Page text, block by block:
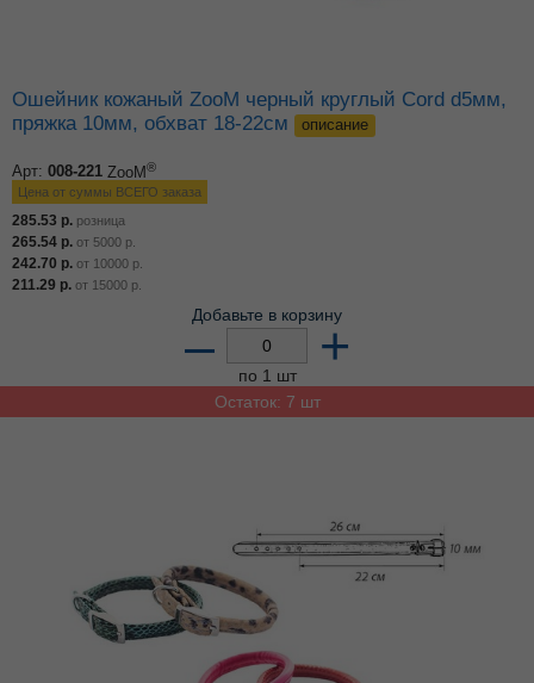
Ошейник кожаный ZooM черный круглый Cord d5мм,
пряжка 10мм, обхват 18-22см
описание
Арт: 008-221 ZooM®
Цена от суммы ВСЕГО заказа
285.53 р. розница
265.54 р. от 5000 р.
242.70 р. от 10000 р.
211.29 р. от 15000 р.
Добавьте в корзину
– +
по 1 шт
Остаток: 7 шт